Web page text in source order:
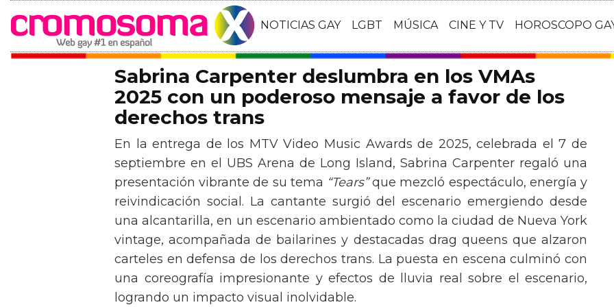
NOTICIAS GAY LGBT MÚSICA CINE Y TV HOROSCOPO
Sabrina Carpenter deslumbra en los VMAs
2025 con un poderoso mensaje a favor de los
derechos trans
En la entrega de los MTV Video Music Awards de 2025, celebrada el 7 de
septiembre en el UBS Arena de Long Island, Sabrina Carpenter regaló una
presentación vibrante de su tema “Tears”que mezcló espectáculo, energía y
reivindicación social. La cantante surgió del escenario emergiendo desde
una alcantarilla, en un escenario ambientado como la ciudad de Nueva York
vintage, acompañada de bailarines y destacadas drag queens que alzaron
carteles en defensa de los derechos trans. La puesta en escena culminó con
una coreografía impresionante y efectos de lluvia real sobre el escenario,
logrando un impacto visual inolvidable.